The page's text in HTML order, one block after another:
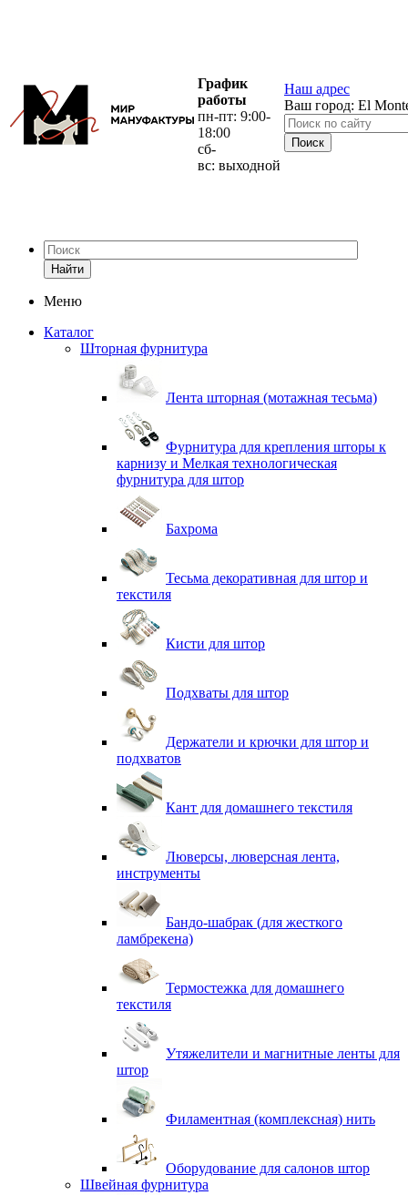
График
работы
пн-пт: 9:00-
18:00
сб-
вс: выходной
Наш адрес
Ваш город: El
Найти
Меню
Каталог
Шторная фурнитура
Лента шторная (мотажная тесьма)
Фурнитура для крепления шторы к
карнизу и Мелкая технологическая
фурнитура для штор
Бахрома
Тесьма декоративная для штор и
текстиля
Кисти для штор
Подхваты для штор
Держатели и крючки для штор и
подхватов
Кант для домашнего текстиля
Люверсы, люверсная лента,
инструменты
Бандо-шабрак (для жесткого
ламбрекена)
Термостежка для домашнего
текстиля
Утяжелители и магнитные ленты для
штор
Филаментная (комплексная) нить
Оборудование для салонов штор
Швейная фурнитура